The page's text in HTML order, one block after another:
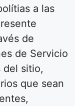
a las
de
de Servicio
del sitio,
que sean